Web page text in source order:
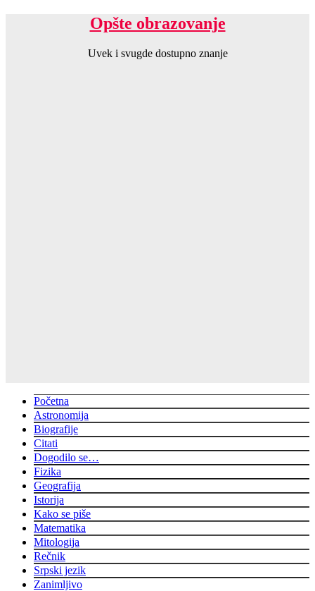
Opšte obrazovanje
Uvek i svugde dostupno znanje
Početna
Astronomija
Biografije
Citati
Dogodilo se…
Fizika
Geografija
Istorija
Kako se piše
Matematika
Mitologija
Rečnik
Srpski jezik
Zanimljivo